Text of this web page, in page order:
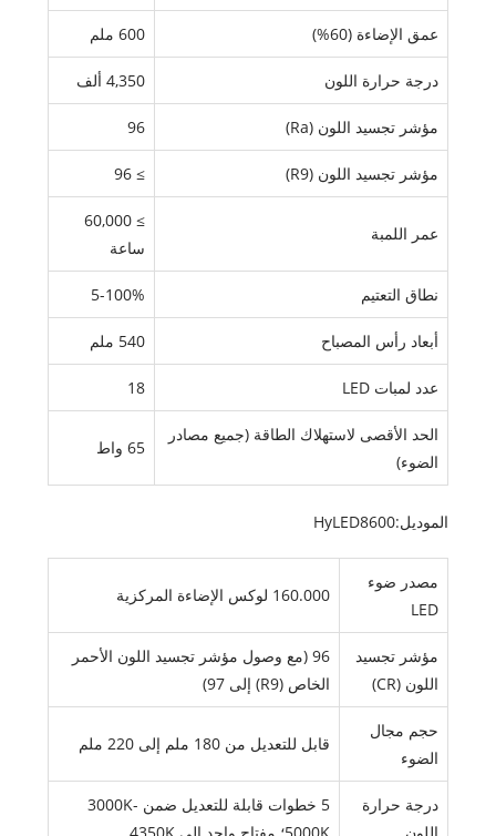
عمق الإضاءة (60%) 600 ملم
درجة حرارة اللون 4,350 ألف
مؤشر تجسيد اللون (Ra) 96
مؤشر تجسيد اللون (R9) ≥ 96
عمر اللمبة
≥ 60,000
ساعة
نطاق التعتيم 5-100%
أبعاد رأس المصباح 540 ملم
عدد لمبات LED 18
الحد الأقصى لاستهلاك الطاقة (جميع مصادر
الضوء)
65 واط
الموديل:HyLED8600
مصدر ضوء
LED
160.000 لوكس الإضاءة المركزية
مؤشر تجسيد
اللون (CR)
96 (مع وصول مؤشر تجسيد اللون الأحمر
الخاص (R9) إلى 97)
حجم مجال
الضوء
قابل للتعديل من 180 ملم إلى 220 ملم
درجة حرارة
5 خطوات قابلة للتعديل ضمن 3000K-